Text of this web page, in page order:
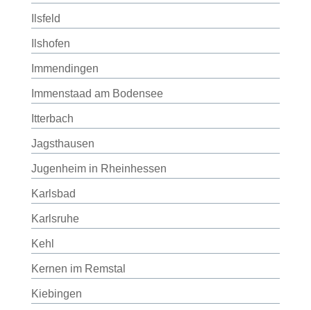
Ilsfeld
Ilshofen
Immendingen
Immenstaad am Bodensee
Itterbach
Jagsthausen
Jugenheim in Rheinhessen
Karlsbad
Karlsruhe
Kehl
Kernen im Remstal
Kiebingen